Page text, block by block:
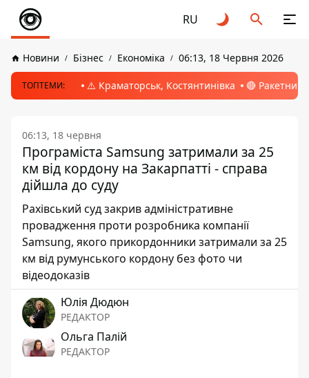
RU
Новини Бізнес Економіка 06:13, 18 Червня 2026
ТОПТЕМИ: ⚠️ Краматорськ, Костянтинівка 🔴 Ракетний
06:13, 18 червня
Програміста Samsung затримали за 25
км від кордону на Закарпатті - справа
дійшла до суду
Рахівський суд закрив адміністративне
провадження проти розробника компанії
Samsung, якого прикордонники затримали за 25
км від румунського кордону без фото чи
відеодоказів
Юлія Дюдюн
РЕДАКТОР
Ольга Палій
РЕДАКТОР